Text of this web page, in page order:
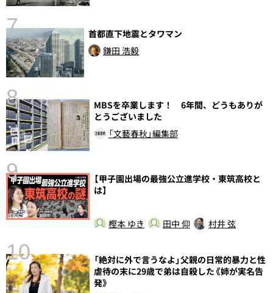
7
首都直下地震とタワマン
鎌田 浩毅
8
MBSを卒業します！ 6年間、どうもありが
とうございました
「文藝春秋」編集部
9
【甲子園出場の最強公立進学校・東筑高校と
は】
樫本 ゆき 田中 仰 村井 弦
10
「絶対に外で言うなよ」父親の日常的暴力と性
虐待の末に29歳で弟は自殺した《姉が実名告
発》